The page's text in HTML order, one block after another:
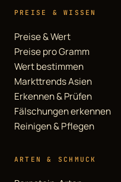
PREISE & WISSEN
Preise & Wert
Preise pro Gramm
Wert bestimmen
Markttrends Asien
Erkennen & Prüfen
Fälschungen erkennen
Reinigen & Pflegen
ARTEN & SCHMUCK